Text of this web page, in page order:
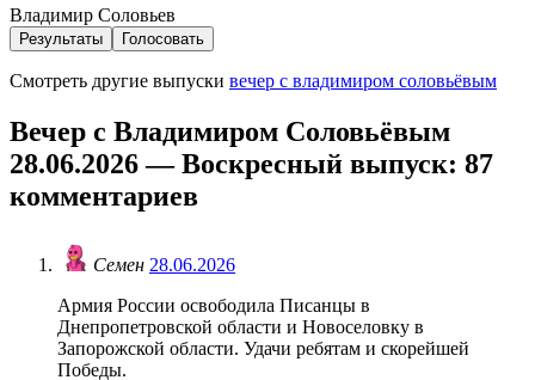
Владимир Соловьев
Результаты Голосовать
Смотреть другие выпуски вечер с владимиром соловьёвым
Вечер с Владимиром Соловьёвым
28.06.2026 — Воскресный выпуск: 87
комментариев
Семен 28.06.2026
Армия России освободила Писанцы в
Днепропетровской области и Новоселовку в
Запорожской области. Удачи ребятам и скорейшей
Победы.